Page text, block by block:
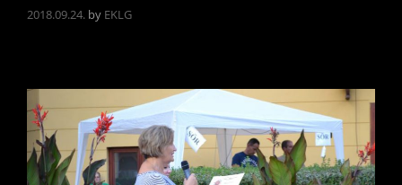
2018.09.24. by EKLG